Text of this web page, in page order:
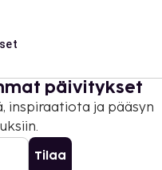
päivitykset
inspiraatiota ja pääsyn
Tilaa